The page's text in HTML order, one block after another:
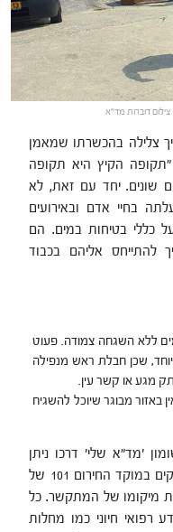
צלילה בהכשרתו שמאמן
"תקופה הקיץ היא תקופה
שונים. יחד עם זאת, לא
בחיי אדם ובאירועים
כללי בטיחות במים. הם
להתייחס אליהם בכבוד
ללא השגחה צמודה. פעוט
שכן חבלת ראש מנפילה
מגע או קשר עין.
באזור מבוגר שיוכל להשגיח
'מד"א שלי' דרכו ניתן
ליצור קשר ישיר עם החובשים והפאראמדיקים במוקד החירום 101 של
מיקומו של המתקשר. כל
רפואי חיוני כמו מחלות